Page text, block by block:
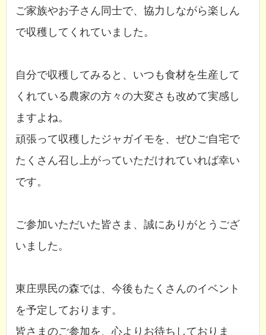
ご家族やお子さん同士で、協力しながら楽しん
で収穫してくれていました。
自分で収穫してみると、いつも食材を生産して
くれている農家の方々の大変さも改めて実感し
ますよね。
頑張って収穫したジャガイモを、ぜひご自宅で
たくさん召し上がっていただけれていれば幸い
です。
ご参加いただいた皆さま、誠にありがとうござ
いました。
東庄県民の森では、今後もたくさんのイベント
を予定しております。
皆さまのご参加を、心よりお待ちしておりま